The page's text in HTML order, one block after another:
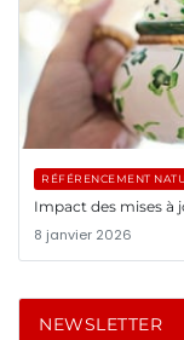
RÉFÉRENCEMENT
Impact des mises à
8 janvier 2026
NEWSLETTER